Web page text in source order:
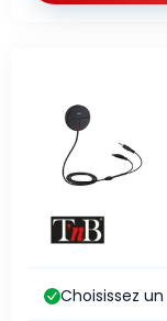
Choisissez